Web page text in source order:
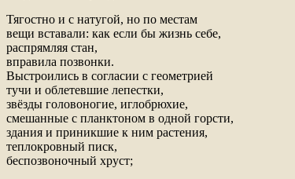
Тягостно и с натугой, но по местам
вещи вставали: как если бы жизнь себе,
распрямляя стан,
вправила позвонки.
Выстроились в согласии с геометрией
тучи и облетевшие лепестки,
звёзды головоногие, иглобрюхие,
смешанные с планктоном в одной горсти,
здания и приникшие к ним растения,
теплокровный писк,
беспозвоночный хруст;